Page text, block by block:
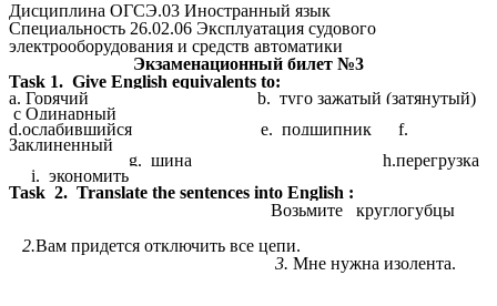
Дисциплина ОГСЭ.03 Иностранный язык
Специальность 26.02.06 Эксплуатация судового
электрооборудования и средств автоматики
Экзаменационный билет №3
Task 1. Give English equivalents to:
a. Горячий b. туго зажатый (затянутый)
c Одинарный
d.ослабившийся e. подшипник f.
Заклиненный
g. шина h.перегрузка
i. экономить
Task 2. Translate the sentences into English :
Возьмите
круглогубцы
2.Вам придется отключить все цепи.
3. Мне нужна изолента.